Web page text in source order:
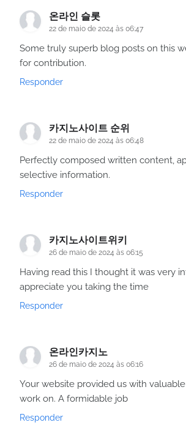
온라인 슬롯
22 de maio de 2024 às 06:47
Some truly superb blog posts on this
for contribution.
Responder
카지노사이트 순위
22 de maio de 2024 às 06:48
Perfectly composed written content,
selective information.
Responder
카지노사이트위키
26 de maio de 2024 às 06:15
Having read this I thought it was very
appreciate you taking the time
Responder
온라인카지노
26 de maio de 2024 às 06:16
Your website provided us with
work on. A formidable job
Responder